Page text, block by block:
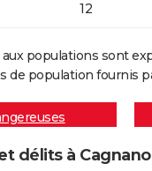
12
aux populations sont
de population fournis
délits à Cagnano